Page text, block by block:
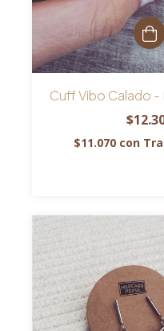
Cuff Vibo Calado -
$11.070 con